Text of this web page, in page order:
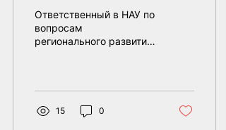
Ответственный в НАУ по
вопросам
регионального развития
заявления узурпатора
15 0